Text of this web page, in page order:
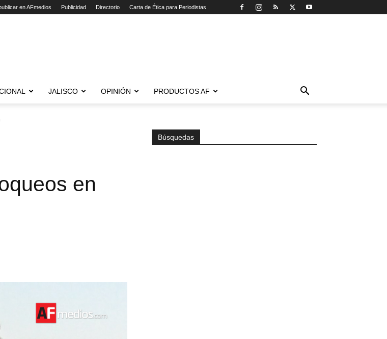
en AFmedios Publicidad Directorio Carta de Ética para Periodistas
JALISCO OPINIÓN PRODUCTOS AF
en
Búsquedas